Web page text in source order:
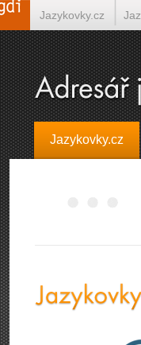
Jazykovky.cz
Jazykovky.cz
Španělština on-line